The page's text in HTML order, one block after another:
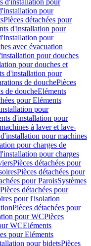
d'installation pour
pour
Pièces détachées pour
d'installation pour
pour
avec évacuation
pour douches
pour douches et
d'installation pour
de douchePièces
de doucheEléments
pour Eléments
pour
d'installation pour
à laver et lave-
pour machines
pour charges de
pour charges
Pièces détachées pour
Pièces détachées pour
pour ParoisSystèmes
Pièces détachées pour
pour l'isolation
Pièces détachées pour
pour WCPièces
WCEléments
pour Eléments
pour bidetsPièces